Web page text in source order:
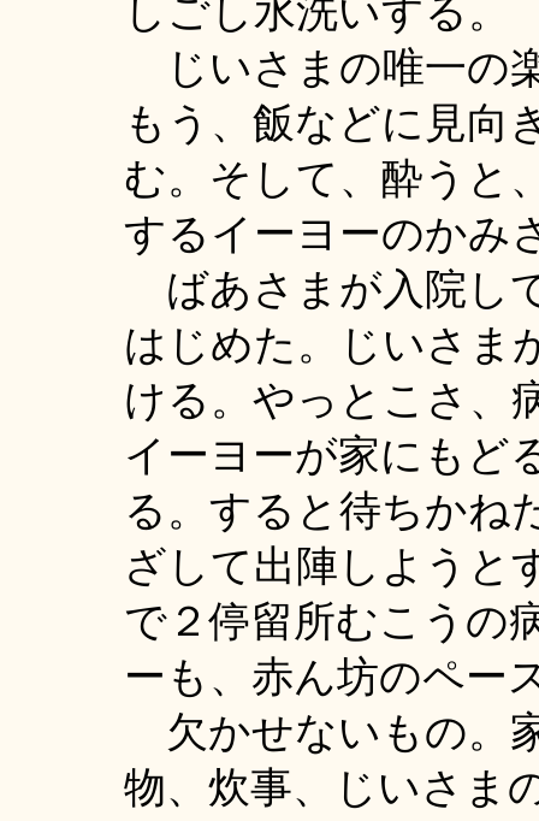
しごし水洗いする。
じいさまの唯一の
もう、飯などに見向
む。そして、酔うと
するイーヨーのかみ
ばあさまが入院し
はじめた。じいさま
ける。やっとこさ、
イーヨーが家にもど
る。すると待ちかね
ざして出陣しようと
で２停留所むこうの
ーも、赤ん坊のペー
欠かせないもの。
物、炊事、じいさま